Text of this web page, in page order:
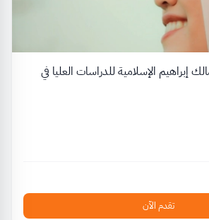
إبراهيم الإسلامية للدراسات العليا في
تقدم الآن